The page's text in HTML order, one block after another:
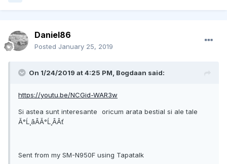
Daniel86
Posted January 25, 2019
On 1/24/2019 at 4:25 PM, Bogdaan said:
https://youtu.be/NCGid-WAR3w
Si astea sunt interesante
oricum arata bestial si ale tale
Ă°Ĺ¸âÂĂ°Ĺ¸ÂÂť
Sent from my SM-N950F using Tapatalk